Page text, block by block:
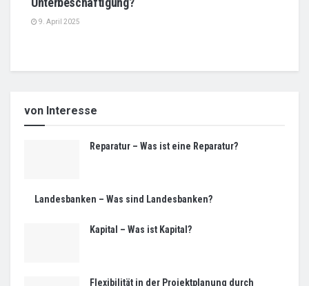
9. April 2025
von Interesse
Reparatur – Was ist eine Reparatur?
Landesbanken – Was sind Landesbanken?
Kapital – Was ist Kapital?
Flexibilität in der Projektplanung durch